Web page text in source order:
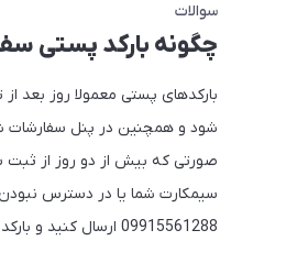
سوالات
چگونه بارکد پستی
بارکدهای پستی معمولا روز بعد
شود و همچنین در پنل سفارشات
صورتی که بیش از دو روز از ثبت
سیمکارت شما یا در دسترس نبودن
09915561288 ارسال کنید و بارکد پستی خود را از پشتیبان دریافت نمایید.